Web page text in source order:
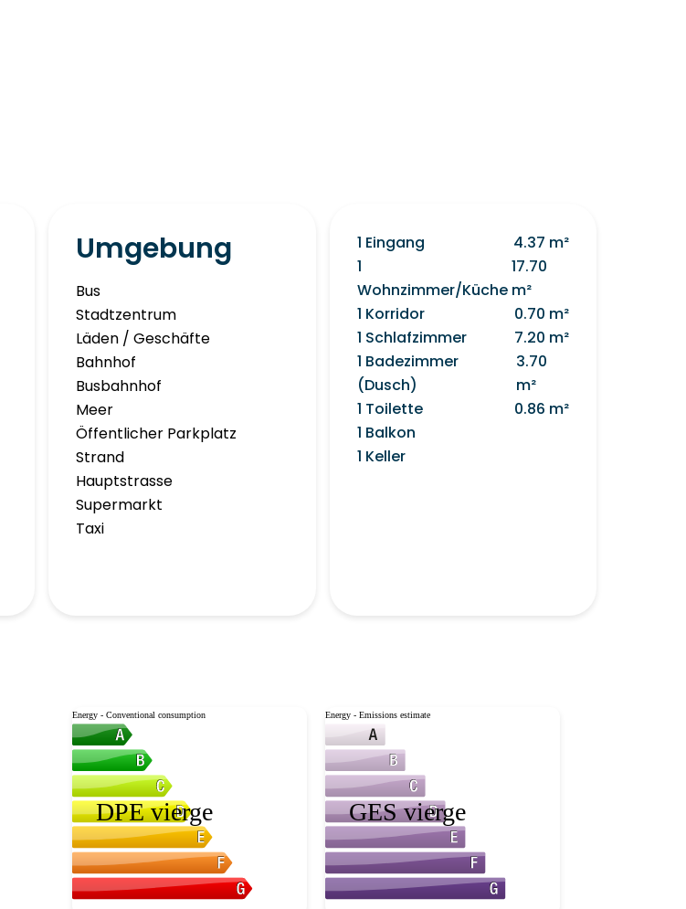
Umgebung
Bus
Stadtzentrum
Läden / Geschäfte
Bahnhof
Busbahnhof
Meer
Öffentlicher Parkplatz
Strand
Hauptstrasse
Supermarkt
Taxi
1 Eingang
4.37 m²
1
Wohnzimmer/Küche
17.70
m²
1 Korridor
0.70 m²
1 Schlafzimmer
7.20 m²
1 Badezimmer
(Dusch)
3.70
m²
1 Toilette
0.86 m²
1 Balkon
1 Keller